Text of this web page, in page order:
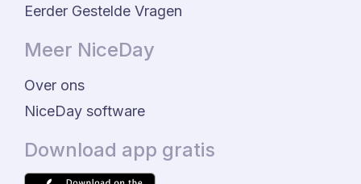
Eerder Gestelde Vragen
Meer NiceDay
Over ons
NiceDay software
Download app gratis